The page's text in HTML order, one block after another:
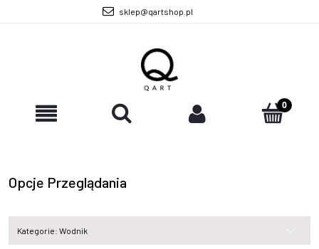
sklep@qartshop.pl
Opcje Przeglądania
Kategorie: Wodnik